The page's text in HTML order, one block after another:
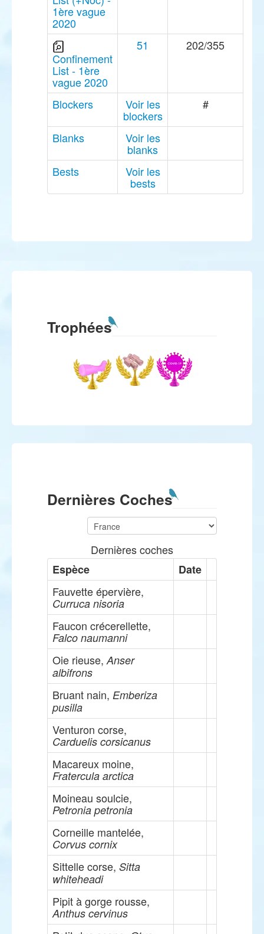
1ère vague
2020
Confinement
List - 1ère
vague 2020
51 202/355
Blockers Voir les
blockers
#
Blanks Voir les
blanks
Bests
Voir les
bests
Trophées
Dernières Coches
Dernières coches
Espèce
Date
Fauvette épervière,
Curruca nisoria
Faucon crécerellette,
Falco naumanni
Oie rieuse, Anser
albifrons
Bruant nain, Emberiza
pusilla
Venturon corse,
Carduelis corsicanus
Macareux moine,
Fratercula arctica
Moineau soulcie,
Petronia petronia
Corneille mantelée,
Corvus cornix
Sittelle corse, Sitta
whiteheadi
Pipit à gorge rousse,
Anthus cervinus